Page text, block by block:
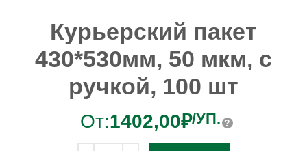
Курьерский пакет
430*530мм, 50 мкм, с
ручкой, 100 шт
От:1402,00₽/УП.